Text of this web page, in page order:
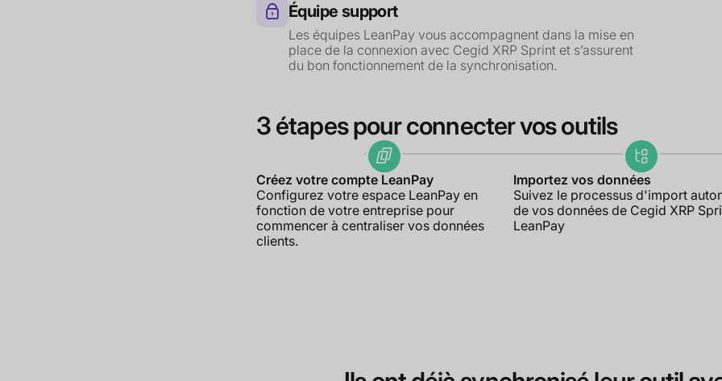
Équipe support
Les équipes LeanPay vous accompagnent dans la mise en
place de la connexion avec Cegid XRP Sprint et s’assurent
du bon fonctionnement de la synchronisation.
3 étapes pour connecter vos outils
Créez votre compte LeanPay
Configurez votre espace LeanPay en
fonction de votre entreprise pour
commencer à centraliser vos données
clients.
Importez vos données
Suivez le processus d'import
de vos données de Cegid XRP
LeanPay